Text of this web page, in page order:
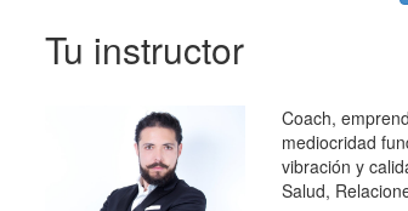
Tu instructor
Coach,
mediocridad
vibración y
Salud,